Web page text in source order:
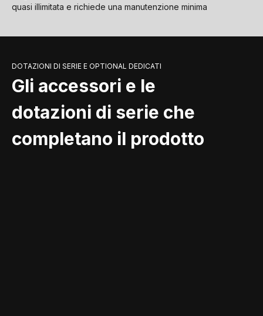
quasi illimitata e richiede una manutenzione minima
DOTAZIONI DI SERIE E OPTIONAL DEDICATI
Gli accessori e le
dotazioni di serie che
completano il prodotto